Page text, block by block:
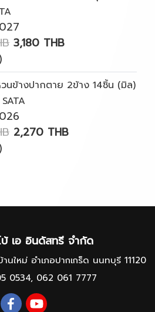
3,180 THB
วนข้างปากตาย 2ข้าง 14ชิ้น (มิล)
2,270 THB
เอ อินดัสทรี จำกัด
ใหม่ อำเภอปากเกร็ด นนทบุรี 11120
0534, 062 061 7777